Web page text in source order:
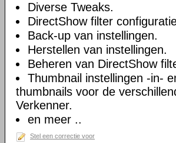
Diverse Tweaks.
DirectShow filter
Back-up van instellingen.
Herstellen van instellingen.
Beheren van DirectShow
Thumbnail instellingen -in-
thumbnails voor de
Verkenner.
en meer ..
Stel een correctie voor